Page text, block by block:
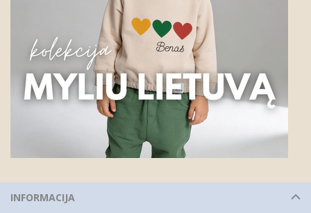
INFORMACIJA